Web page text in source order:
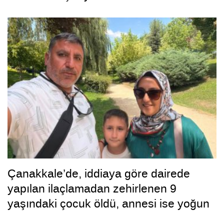
Çanakkale’de, iddiaya göre dairede
yapılan ilaçlamadan zehirlenen 9
yaşındaki çocuk öldü, annesi ise yoğun